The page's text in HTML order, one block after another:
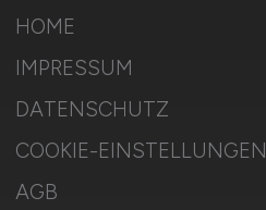
HOME
IMPRESSUM
DATENSCHUTZ
COOKIE-EINSTELLUNGEN
AGB